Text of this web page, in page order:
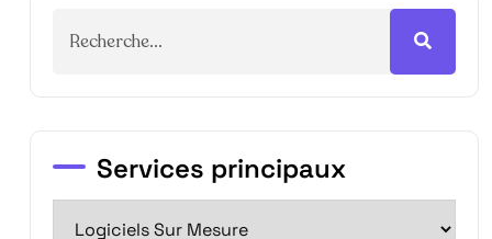
Services principaux